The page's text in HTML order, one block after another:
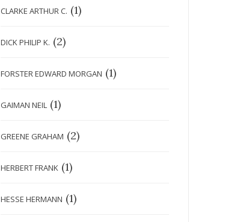
CLARKE ARTHUR C. (1)
DICK PHILIP K. (2)
FORSTER EDWARD MORGAN (1)
GAIMAN NEIL (1)
GREENE GRAHAM (2)
HERBERT FRANK (1)
HESSE HERMANN (1)